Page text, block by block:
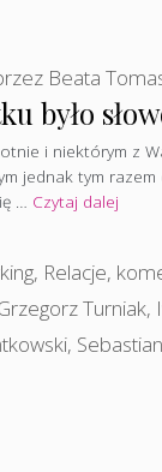
było
Beata
i niektórym z
jednak tym
… Czytaj dalej
, Relacje,
Turniak,
,